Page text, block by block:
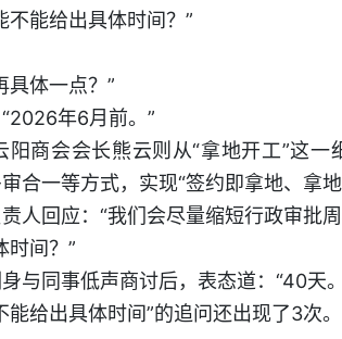
不能给出具体时间？”
具体一点？”
年6月前。”
商会会长熊云则从“拿地开工”这
合一等方式，实现“签约即拿地、拿地
人回应：“我们会尽量缩短行政审批
时间？”
与同事低声商讨后，表态道：“40天
给出具体时间”的追问还出现了3次。